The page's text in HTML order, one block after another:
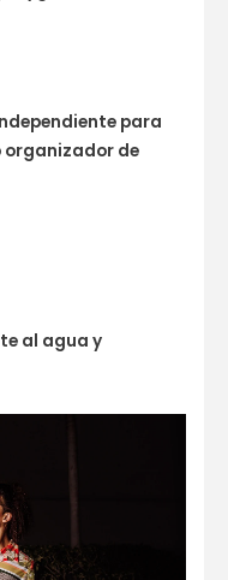
para
de
al agua y